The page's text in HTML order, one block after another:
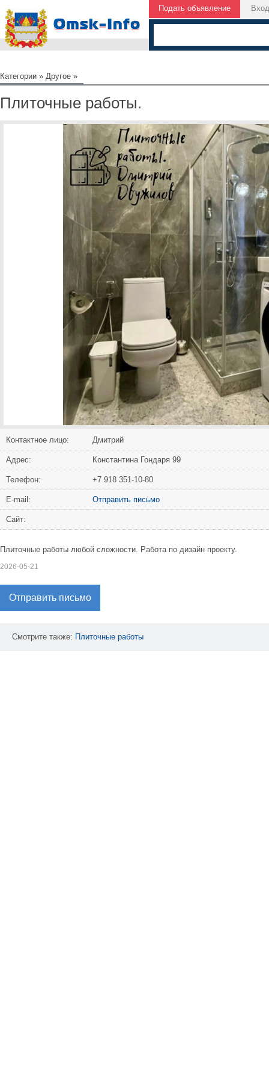
Подать объявление Вход
Категории » Другое »
Плиточные работы.
Контактное лицо: Дмитрий
Адрес: Константина Гондаря 99
Телефон: +7 918 351-10-80
Е-mail: Отправить письмо
Сайт:
Плиточные работы любой сложности. Работа по дизайн проекту.
2026-05-21
Отправить письмо
Смотрите также: Плиточные работы